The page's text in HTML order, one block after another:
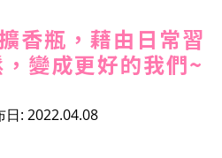
香瓶，藉由日常習
變成更好的我們~
日: 2022.04.08